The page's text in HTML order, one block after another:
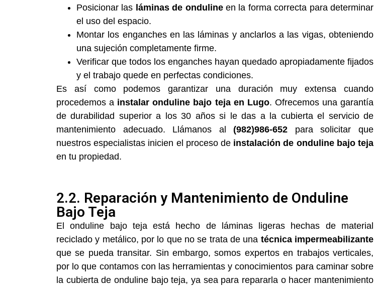
Posicionar las láminas de ondulineen la forma correcta para determinar
el uso del espacio.
Montar los enganches en las láminas y anclarlos a las vigas, obteniendo
una sujeción completamente firme.
Verificar que todos los enganches hayan quedado apropiadamente fijados
y el trabajo quede en perfectas condiciones.
Es así como podemos garantizar una duración muy extensa cuando
procedemos a instalar onduline bajo teja en Lugo. Ofrecemos una garantía
de durabilidad superior a los 30 años si le das a la cubierta el servicio de
mantenimiento adecuado. Llámanos al(982)986-652 para solicitar que
nuestros especialistas inicien el proceso de instalación de onduline bajo teja
en tu propiedad.
2.2. Reparación y Mantenimiento de Onduline
Bajo Teja
El onduline bajo teja está hecho de láminas ligeras hechas de material
reciclado y metálico, por lo que no se trata de una técnica impermeabilizante
que se pueda transitar. Sin embargo, somos expertos en trabajos verticales,
por lo que contamos con las herramientas y conocimientos para caminar sobre
la cubierta de onduline bajo teja, ya sea para repararla o hacer mantenimiento